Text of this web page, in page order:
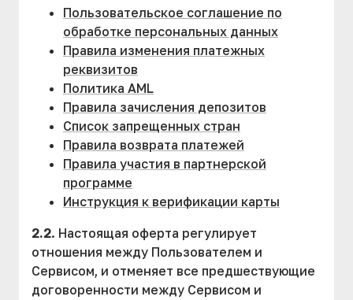
Пользовательское соглашение по
обработке персональных данных
Правила изменения платежных
реквизитов
Политика AML
Правила зачисления депозитов
Список запрещенных стран
Правила возврата платежей
Правила участия в партнерской
программе
Инструкция к верификации карты
2.2. Настоящая оферта регулирует
отношения между Пользователем и
Сервисом, и отменяет все предшествующие
договоренности между Сервисом и